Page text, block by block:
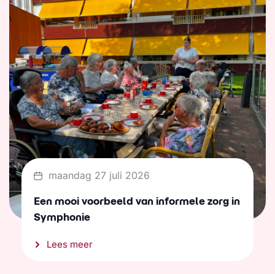
maandag 27 juli 2026
Een mooi voorbeeld van informele zorg in
Symphonie
Lees meer